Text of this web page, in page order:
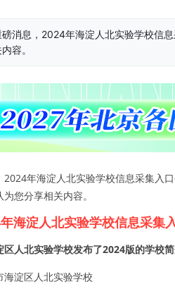
磅消息，2024年海淀人北实验学校信
容。
2024年海淀人北实验学校信息采集入
您分享相关内容。
海淀人北实验学校信息采集
人北实验学校发布了2024版的学校
海淀区人北实验学校